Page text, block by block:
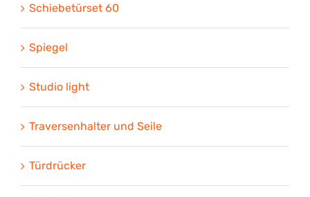
Schiebetürset 60
Spiegel
Studio light
Traversenhalter und Seile
Türdrücker